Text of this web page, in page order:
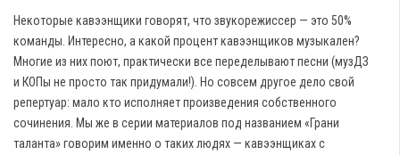
Некоторые кавээнщики говорят, что звукорежиссер — это 50%
команды. Интересно, а какой процент кавээнщиков музыкален?
Многие из них поют, практически все переделывают песни (музДЗ
и КОПы не просто так придумали!). Но совсем другое дело свой
репертуар: мало кто исполняет произведения собственного
сочинения. Мы же в серии материалов под названием «Грани
таланта» говорим именно о таких людях — кавээнщиках с